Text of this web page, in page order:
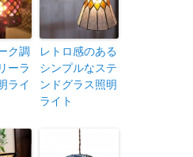
ク調
ーラ
ライ
レトロ感のある
シンプルなステ
ンドグラス照明
ライト